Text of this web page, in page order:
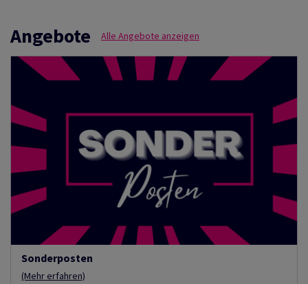
Angebote Alle Angebote anzeigen
Sonderposten
(Mehr erfahren)